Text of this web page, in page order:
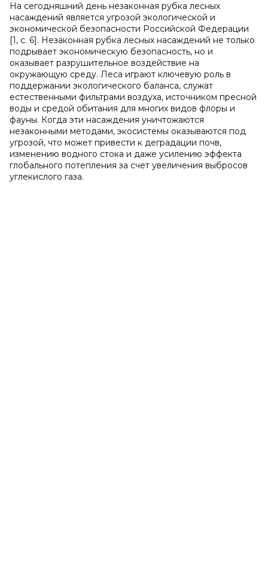
На сегодняшний день незаконная рубка лесных
насаждений является угрозой экологической и
экономической безопасности Российской Федерации
[1, с. 6]. Незаконная рубка лесных насаждений не только
подрывает экономическую безопасность, но и
оказывает разрушительное воздействие на
окружающую среду. Леса играют ключевую роль в
поддержании экологического баланса, служат
естественными фильтрами воздуха, источником пресной
воды и средой обитания для многих видов флоры и
фауны. Когда эти насаждения уничтожаются
незаконными методами, экосистемы оказываются под
угрозой, что может привести к деградации почв,
изменению водного стока и даже усилению эффекта
глобального потепления за счет увеличения выбросов
углекислого газа.